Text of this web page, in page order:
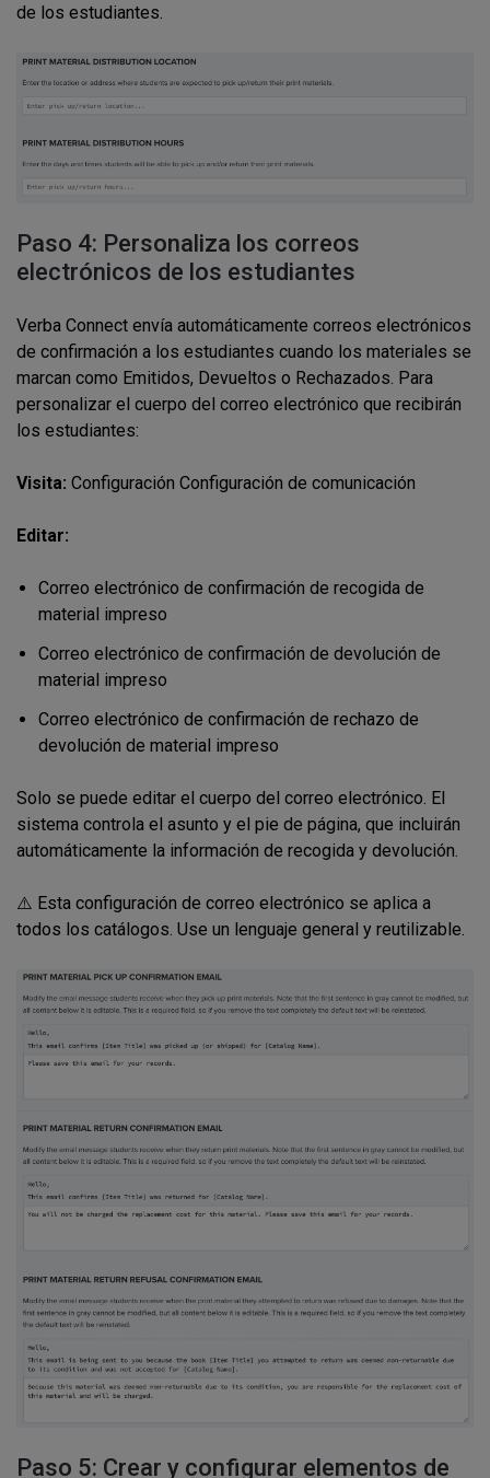
de los estudiantes.
Paso 4: Personaliza los correos
electrónicos de los estudiantes
Verba Connect envía automáticamente correos electrónicos
de confirmación a los estudiantes cuando los materiales se
marcan como Emitidos, Devueltos o Rechazados. Para
personalizar el cuerpo del correo electrónico que recibirán
los estudiantes:
Visita: Configuración Configuración de comunicación
Editar:
Correo electrónico de confirmación de recogida de
material impreso
Correo electrónico de confirmación de devolución de
material impreso
Correo electrónico de confirmación de rechazo de
devolución de material impreso
Solo se puede editar el cuerpo del correo electrónico. El
sistema controla el asunto y el pie de página, que incluirán
automáticamente la información de recogida y devolución.
⚠️ Esta configuración de correo electrónico se aplica a
todos los catálogos. Use un lenguaje general y reutilizable.
Paso 5: Crear y configurar elementos de